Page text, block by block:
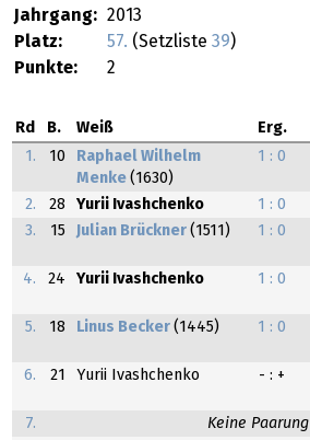
Jahrgang: 2013
Platz:
57. (Setzliste 39)
Punkte:
2
Rd B. Weiß Erg.
1.
10
Raphael Wilhelm
Menke (1630)
1 : 0
2.
28 Yurii Ivashchenko 1 : 0
3.
15 Julian Brückner (1511) 1 : 0
4.
24 Yurii Ivashchenko 1 : 0
5.
18 Linus Becker (1445) 1 : 0
6.
21 Yurii Ivashchenko - : +
7.
Keine Paarung